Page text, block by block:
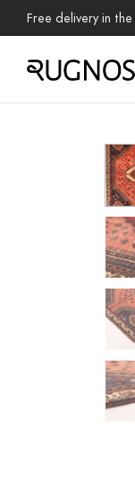
Free delivery in